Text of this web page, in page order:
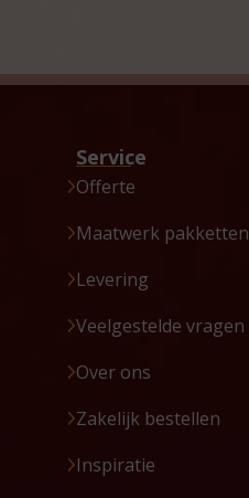
Service
Offerte
Maatwerk pakketten
Levering
Veelgestelde vragen
Over ons
Zakelijk bestellen
Inspiratie